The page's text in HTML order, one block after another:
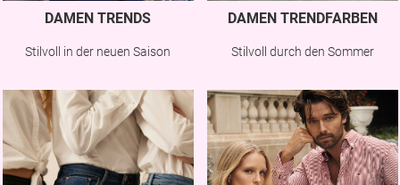
DAMEN TRENDS
Stilvoll in der neuen Saison
DAMEN TRENDFARBEN
Stilvoll durch den Sommer